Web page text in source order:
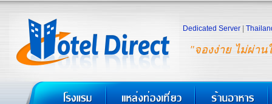
"จองง่าย ไม่ผ่าน
Dedicated Server